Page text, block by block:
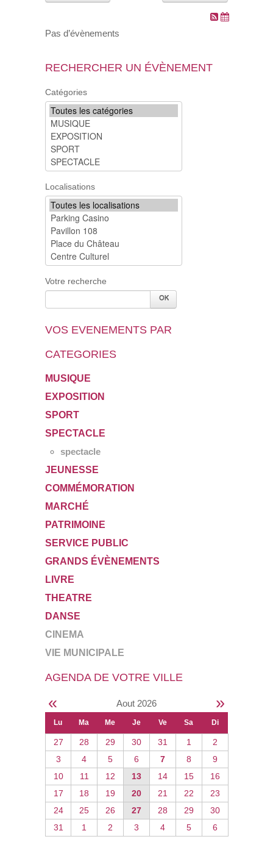
SOCIAL
SPORTS ET LOISIRS
CULTURE ET PATRIMOINE
DÉCISIONS & DÉLIBÉRATIONS
RENDEZ-VOUS EN LIGNE
Pas d’évènements
RECHERCHER UN ÉVÈNEMENT
Catégories
Localisations
Votre recherche
VOS EVENEMENTS PAR
CATEGORIES
MUSIQUE
EXPOSITION
SPORT
SPECTACLE
spectacle
JEUNESSE
COMMÉMORATION
MARCHÉ
PATRIMOINE
SERVICE PUBLIC
GRANDS ÉVÈNEMENTS
LIVRE
THEATRE
DANSE
CINEMA
VIE MUNICIPALE
AGENDA DE VOTRE VILLE
« Aout 2026 »
Lu Ma Me Je Ve Sa Di
27 28 29 30 31 1
2
3
4 5 6 7 8
9
10
11 12 13 14 15
16
17
18 19 20 21 22
23
24
25 26 27 28 29
30
31
1 2 3 4 5 6